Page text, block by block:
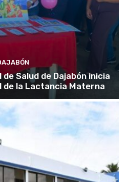
Salud de Dajabón inicia
de la Lactancia Materna